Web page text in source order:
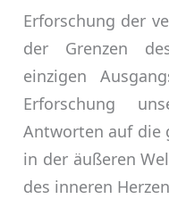
Erforschung der
der Grenzen
einzigen
Erforschung
Antworten auf die
in der äußeren
des inneren